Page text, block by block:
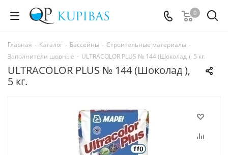
0
Главная - Каталог - Бассейны - Строительные материалы -
Заполнители шовные - ULTRACOLOR PLUS № 144 (Шоколад ), 5 кг.
ULTRACOLOR PLUS № 144 (Шоколад ),
5 кг.